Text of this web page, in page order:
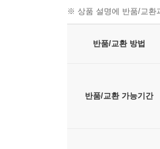
※ 상품 설명에 반품/교환
반품/교환 방법
반품/교환 가능기간